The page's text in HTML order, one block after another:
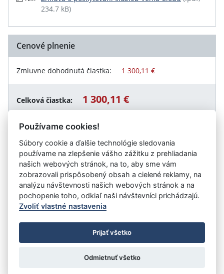
234.7 kB)
Cenové plnenie
Zmluvne dohodnutá čiastka: 1 300,11 €
Celková čiastka: 1 300,11 €
Návrat späť
Vystavil:Domov pri kríži
Úrad vlády SR
- Všetky práva vyhradené
Prehlásenie o prístupnosti
Zmluvy do 31.12.2010
Nastavenia cookies
: Aglo Solutions
Používame cookies!
Súbory cookie a ďalšie technológie sledovania
používame na zlepšenie vášho zážitku z prehliadania
našich webových stránok, na to, aby sme vám
zobrazovali prispôsobený obsah a cielené reklamy, na
analýzu návštevnosti našich webových stránok a na
pochopenie toho, odkiaľ naši návštevníci prichádzajú.
Zvoliť vlastné nastavenia
Prijať všetko
Odmietnuť všetko